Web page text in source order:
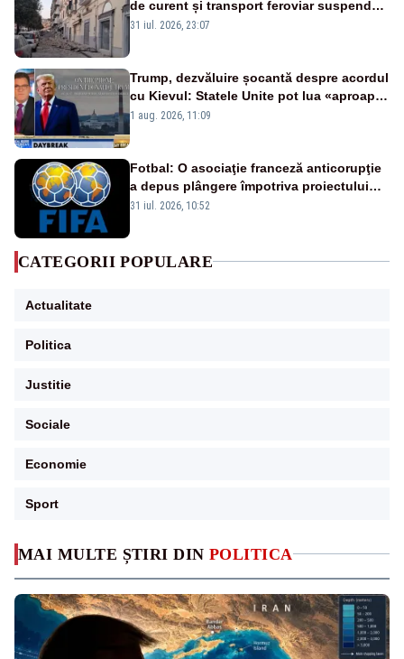
MAI MULTE ȘTIRI DIN POLITICA
de curent și transport feroviar suspendat
- VIDEO
31 iul. 2026, 23:07
Trump, dezvăluire șocantă despre acordul
cu Kievul: Statele Unite pot lua «aproape
tot ce vor» din minele Ucrainei”
1 aug. 2026, 11:09
Fotbal: O asociaţie franceză anticorupţie
a depus plângere împotriva proiectului
FIFA
31 iul. 2026, 10:52
CATEGORII POPULARE
Actualitate
Politica
Justitie
Sociale
Economie
Sport